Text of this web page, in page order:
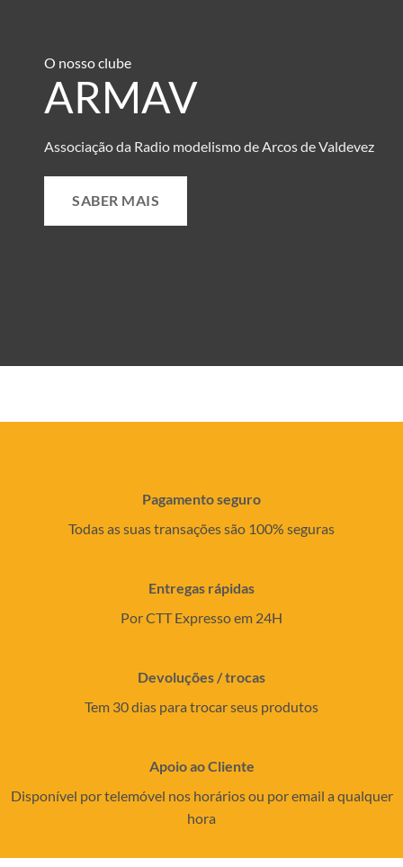
O nosso clube
ARMAV
Associação da Radio modelismo de Arcos de Valdevez
SABER MAIS
Pagamento seguro
Todas as suas transações são 100% seguras
Entregas rápidas
Por CTT Expresso em 24H
Devoluções / trocas
Tem 30 dias para trocar seus produtos
Apoio ao Cliente
Disponível por telemóvel nos horários ou por email a qualquer
hora